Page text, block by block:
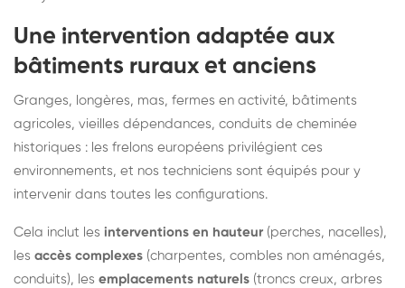
Une intervention adaptée aux
bâtiments ruraux et anciens
Granges, longères, mas, fermes en activité, bâtiments
agricoles, vieilles dépendances, conduits de cheminée
historiques : les frelons européens privilégient ces
environnements, et nos techniciens sont équipés pour y
intervenir dans toutes les configurations.
Cela inclut les interventions en hauteur (perches, nacelles),
les accès complexes (charpentes, combles non aménagés,
conduits), les emplacements naturels (troncs creux, arbres